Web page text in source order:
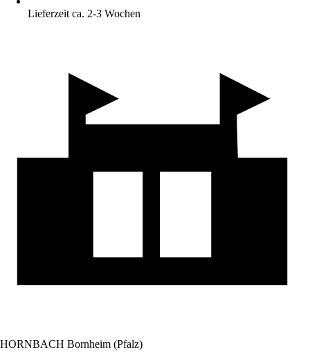
Lieferzeit ca. 2-3 Wochen
HORNBACH Bornheim (Pfalz)